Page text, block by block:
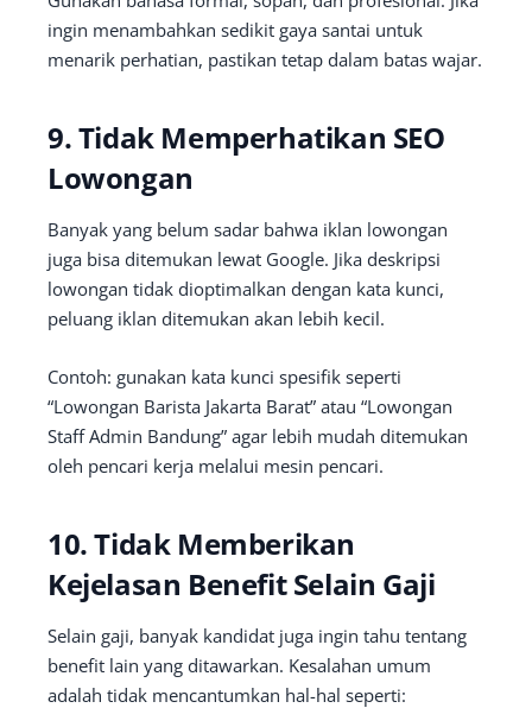
ingin menambahkan sedikit gaya santai untuk
menarik perhatian, pastikan tetap dalam batas wajar.
9. Tidak Memperhatikan SEO
Lowongan
Banyak yang belum sadar bahwa iklan lowongan
juga bisa ditemukan lewat Google. Jika deskripsi
lowongan tidak dioptimalkan dengan kata kunci,
peluang iklan ditemukan akan lebih kecil.
Contoh: gunakan kata kunci spesifik seperti
“Lowongan Barista Jakarta Barat” atau “Lowongan
Staff Admin Bandung” agar lebih mudah ditemukan
oleh pencari kerja melalui mesin pencari.
10. Tidak Memberikan
Kejelasan Benefit Selain Gaji
Selain gaji, banyak kandidat juga ingin tahu tentang
benefit lain yang ditawarkan. Kesalahan umum
adalah tidak mencantumkan hal-hal seperti: